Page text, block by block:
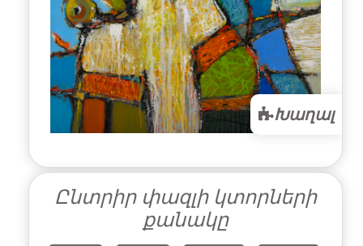
Խաղալ
Ընտրիր փազլի կտորների
քանակը